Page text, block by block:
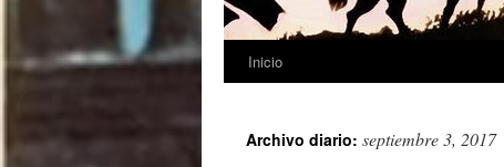
Inicio
Archivo diario: septiembre 3, 2017